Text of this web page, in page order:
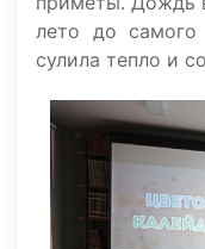
лето до самого
сулила тепло и